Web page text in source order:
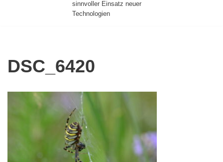
sinnvoller Einsatz neuer
Technologien
DSC_6420